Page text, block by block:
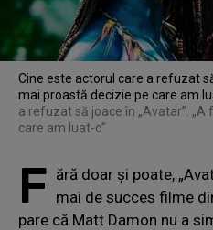
Cine este actorul care a refuzat
mai proastă decizie pe care am
a refuzat să joace în „Avatar”.
care am luat-o”
F ără doar și poate,
mai de succes filme
pare că Matt Damon nu a